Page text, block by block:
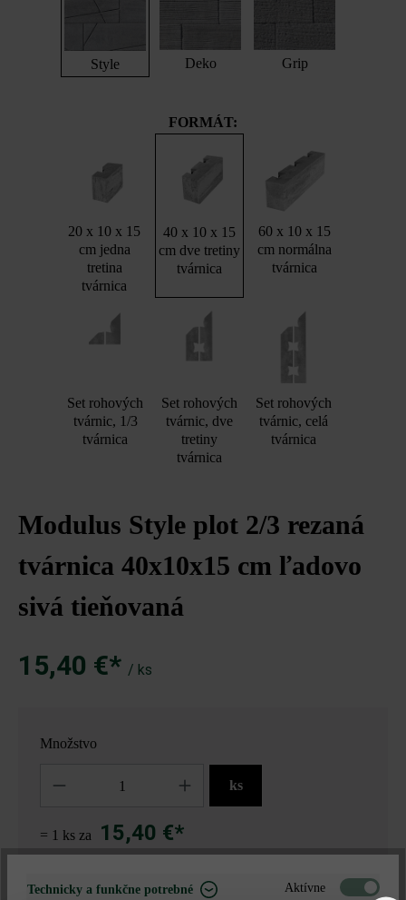
Style Deko Grip
FORMÁT:
20 x 10 x 15
cm jedna
tretina
tvárnica
40 x 10 x 15
cm dve tretiny
tvárnica
60 x 10 x 15
cm normálna
tvárnica
Set rohových
tvárnic, 1/3
tvárnica
Set rohových
tvárnic, dve
tretiny
tvárnica
Set rohových
tvárnic, celá
tvárnica
Modulus Style plot 2/3 rezaná
tvárnica 40x10x15 cm ľadovo
sivá tieňovaná
15,40 €* / ks
Množstvo
ks
= 1 ks za 15,40 €*
Technicky a funkčne potrebné Aktívne